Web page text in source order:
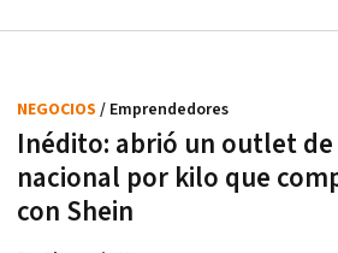
Inédito: abrió un outlet
nacional por kilo que
con Shein
NEGOCIOS / Emprendedores